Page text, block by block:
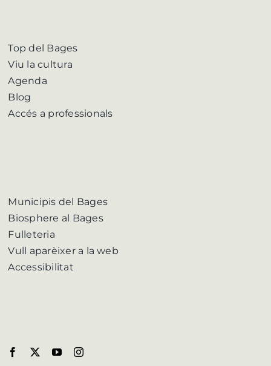
Top del Bages
Viu la cultura
Agenda
Blog
Accés a professionals
Municipis del Bages
Biosphere al Bages
Fulleteria
Vull aparèixer a la web
Accessibilitat